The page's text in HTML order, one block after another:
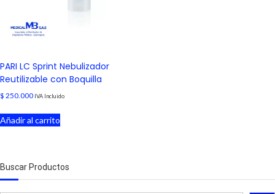
PARI LC Sprint Nebulizador
Reutilizable con Boquilla
$ 250.000 IVA Incluido
Añadir al carrito
Buscar Productos